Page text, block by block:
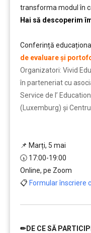
transforma modul în
Hai să descoperim
Conferință
de evaluare și
Organizatori: Vivid
în parteneriat cu
Service de l’
(Luxemburg) și
📌 Marți, 5 mai
🕠 17:00-19:00
Online, pe Zoom
📋 Formular înscriere
✏DE CE SĂ